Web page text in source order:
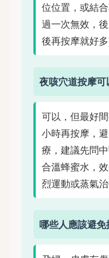
位位置，或結
過一次無效，
後再按摩就好多
夜咳穴道按摩
可以，但最好
小時再按摩，
療，建議先問
合溫蜂蜜水，
烈運動或蒸氣
哪些人應該避免